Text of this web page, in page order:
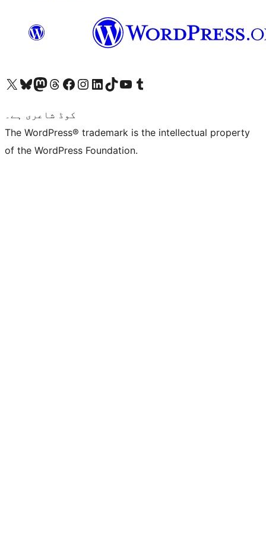
Visit our X (formerly Twitter) account
ہمارے بلیواسکائی اکاؤنٹ پر جائیں
Visit our Mastodon account
ہمارے ٹھریڈز اکاؤنٹ پر جائیں
Visit our Facebook page
Visit our Instagram account
Visit our LinkedIn account
ہمارے ٹک ٹاک اکاؤنٹ پر جائیں
Visit our YouTube channel
ہمارے ٹمبلر اکاؤنٹ پر جائیں
کوڈ شاعری ہے۔
The WordPress® trademark is the intellectual property
of the WordPress Foundation.